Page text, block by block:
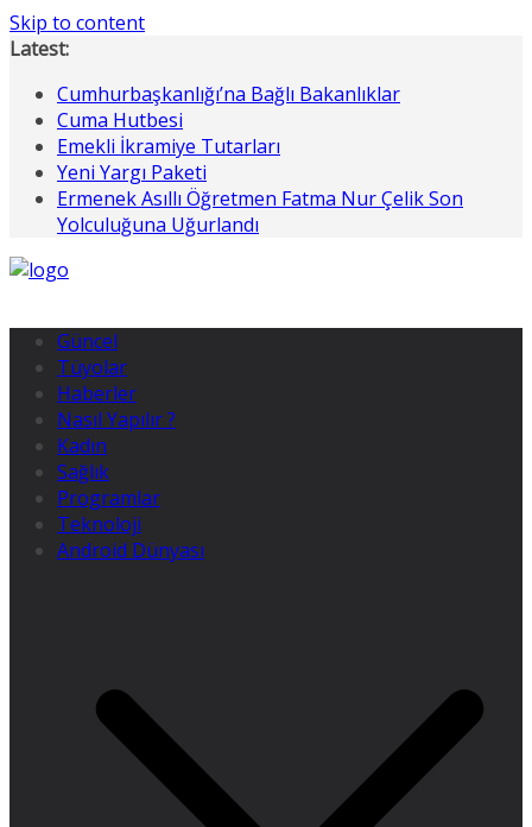
Skip to content
Latest:
Cumhurbaşkanlığı’na Bağlı Bakanlıklar
Cuma Hutbesi
Emekli İkramiye Tutarları
Yeni Yargı Paketi
Ermenek Asıllı Öğretmen Fatma Nur Çelik Son
Yolculuğuna Uğurlandı
Güncel
Tüyolar
Haberler
Nasıl Yapılır ?
Kadın
Sağlık
Programlar
Teknoloji
Android Dünyası